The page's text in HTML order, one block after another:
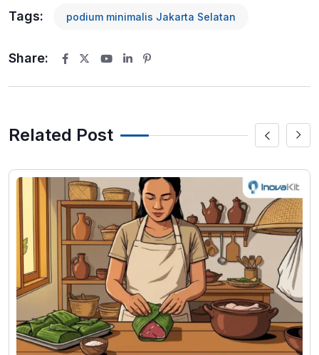
Tags: podium minimalis Jakarta Selatan
Share:
Youtube
LinkedIn
Related Post